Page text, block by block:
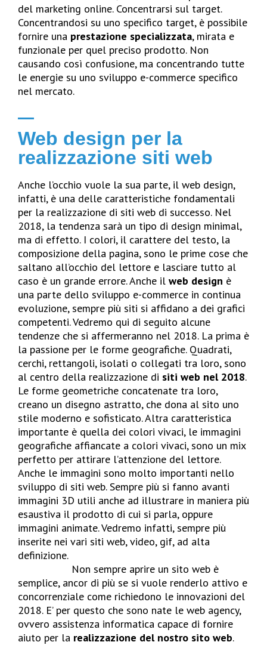
del marketing online. Concentrarsi sul target.
Concentrandosi su uno specifico target, è possibile
fornire una prestazione specializzata, mirata e
funzionale per quel preciso prodotto. Non
causando così confusione, ma concentrando tutte
le energie su uno sviluppo e-commerce specifico
nel mercato.
Web design per la
realizzazione siti web
Anche l’occhio vuole la sua parte, il web design,
infatti, è una delle caratteristiche fondamentali
per la realizzazione di siti web di successo. Nel
2018, la tendenza sarà un tipo di design minimal,
ma di effetto. I colori, il carattere del testo, la
composizione della pagina, sono le prime cose che
saltano all’occhio del lettore e lasciare tutto al
caso è un grande errore. Anche il web design è
una parte dello sviluppo e-commerce in continua
evoluzione, sempre più siti si affidano a dei grafici
competenti. Vedremo qui di seguito alcune
tendenze che si affermeranno nel 2018. La prima è
la passione per le forme geografiche. Quadrati,
cerchi, rettangoli, isolati o collegati tra loro, sono
al centro della realizzazione di siti web nel 2018.
Le forme geometriche concatenate tra loro,
creano un disegno astratto, che dona al sito uno
stile moderno e sofisticato. Altra caratteristica
importante è quella dei colori vivaci, le immagini
geografiche affiancate a colori vivaci, sono un mix
perfetto per attirare l’attenzione del lettore.
Anche le immagini sono molto importanti nello
sviluppo di siti web. Sempre più si fanno avanti
immagini 3D utili anche ad illustrare in maniera più
esaustiva il prodotto di cui si parla, oppure
immagini animate. Vedremo infatti, sempre più
inserite nei vari siti web, video, gif, ad alta
definizione.
Non sempre aprire un sito web è
semplice, ancor di più se si vuole renderlo attivo e
concorrenziale come richiedono le innovazioni del
2018. E’ per questo che sono nate le web agency,
ovvero assistenza informatica capace di fornire
aiuto per la realizzazione del nostro sito web.